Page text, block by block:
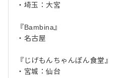
・埼玉：大宮
『Bambina』
・名古屋
『じげもんちゃんぽん食堂』
・宮城：仙台